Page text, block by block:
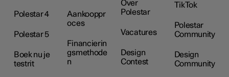
Polestar 4
Polestar 5
Boek nu je
testrit
Aankooppr
oces
Financierin
gsmethode
n
Over
Polestar
Vacatures
Design
Contest
TikTok
Polestar
Community
Design
Community